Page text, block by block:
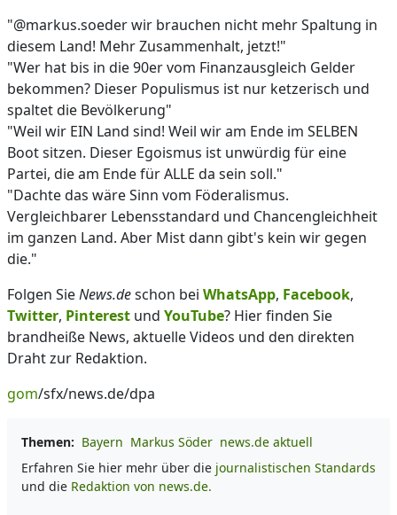
"@markus.soeder wir brauchen nicht mehr Spaltung in
diesem Land! Mehr Zusammenhalt, jetzt!"
"Wer hat bis in die 90er vom Finanzausgleich Gelder
bekommen? Dieser Populismus ist nur ketzerisch und
spaltet die Bevölkerung"
"Weil wir EIN Land sind! Weil wir am Ende im SELBEN
Boot sitzen. Dieser Egoismus ist unwürdig für eine
Partei, die am Ende für ALLE da sein soll."
"Dachte das wäre Sinn vom Föderalismus.
Vergleichbarer Lebensstandard und Chancengleichheit
im ganzen Land. Aber Mist dann gibt's kein wir gegen
die."
Folgen SieNews.deschon bei WhatsApp, Facebook,
Twitter, Pinterest und YouTube? Hier finden Sie
brandheiße News, aktuelle Videos und den direkten
Draht zur Redaktion.
gom/sfx/news.de/dpa
Themen: Bayern Markus Söder news.de aktuell
Erfahren Sie hier mehr über die journalistischen Standards
und die Redaktion von news.de.